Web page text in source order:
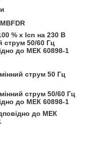
% x Icn на 230 В
струм 50/60 Гц
до МЕК 60898-1
струм 50 Гц
струм 50/60 Гц
до МЕК 60898-1
до МЕК